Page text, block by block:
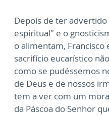
Depois de ter
espiritual" e o
o alimentam,
sacrifício eucarístico
como se pudéssemos
de Deus e de nossos
tem a ver com um
da Páscoa do Senhor